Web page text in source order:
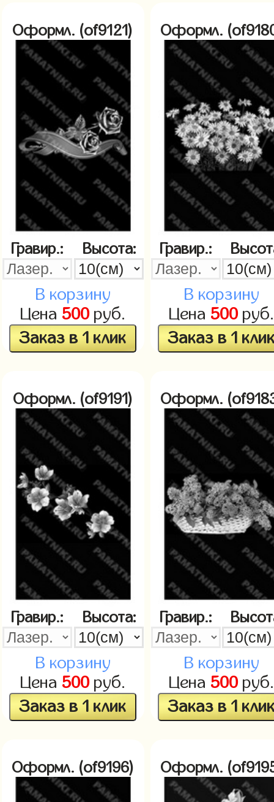
Оформл. (of9121)
Гравир.: Высота:
В корзину
Цена 500руб.
Заказ в 1 клик
Оформл.
Гравир.:
В корзину
Цена 500руб.
Заказ в 1
Оформл. (of9191)
Гравир.: Высота:
В корзину
Цена 500руб.
Заказ в 1 клик
Оформл.
Гравир.:
В корзину
Цена 500руб.
Заказ в 1
Оформл. (of9196) Оформл.